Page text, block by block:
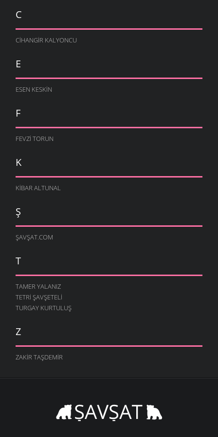
İMERHEVDEKI GÜRCÜLERIN BIR YILI
KÜLTÜR VE SANAT- 8 EYLÜL 2004
NAZMIYE HALVAŞI: ÇORBADA TUZUM OLSUN...
MUHACIR GÜRCÜLER
TARIH- 20 TEMMUZ 2000
HALK OYUNLARI’NIN YOZLAŞTIRILMASI ÜZERINE
C
CIHANGIR KALYONCU
E
ESEN KESKIN
F
FEVZI TORUN
K
KIBAR ALTUNAL
Ş
ŞAVŞAT.COM
T
TAMER YALANIZ
TETRI ŞAVŞETELI
TURGAY KURTULUŞ
Z
ZAKIR TAŞDEMIR